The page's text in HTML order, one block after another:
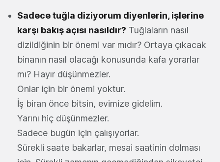
Sadece tuğla diziyorum diyenlerin, işlerine
karşı bakış açısı nasıldır? Tuğlaların nasıl
dizildiğinin bir önemi var mıdır? Ortaya çıkacak
binanın nasıl olacağı konusunda kafa yorarlar
mı? Hayır düşünmezler.
Onlar için bir önemi yoktur.
İş biran önce bitsin, evimize gidelim.
Yarını hiç düşünmezler.
Sadece bugün için çalışıyorlar.
Sürekli saate bakarlar, mesai saatinin dolması